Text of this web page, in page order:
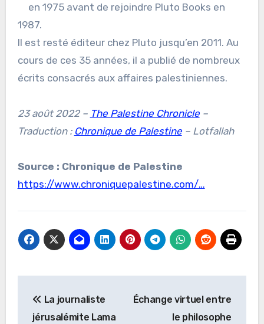
en 1975 avant de rejoindre Pluto Books en
1987.
Il est resté éditeur chez Pluto jusqu’en 2011. Au
cours de ces 35 années, il a publié de nombreux
écrits consacrés aux affaires palestiniennes.
23 août 2022 – The Palestine Chronicle–
Traduction : Chronique de Palestine– Lotfallah
Source : Chronique de Palestine
https://www.chroniquepalestine.com/…
de
La journaliste
jérusalémite Lama
Échange virtuel entre
le philosophe